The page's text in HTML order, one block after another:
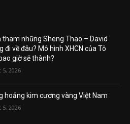
tham nhũng Sheng Thao – David
đi về đâu? Mô hình XHCN của Tô
giờ sẽ thành?
5, 2026
hoảng kim cương vàng Việt Nam
5, 2026